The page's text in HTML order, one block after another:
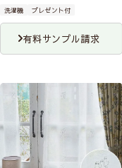
洗濯機
プレゼント付
有料サンプル請求